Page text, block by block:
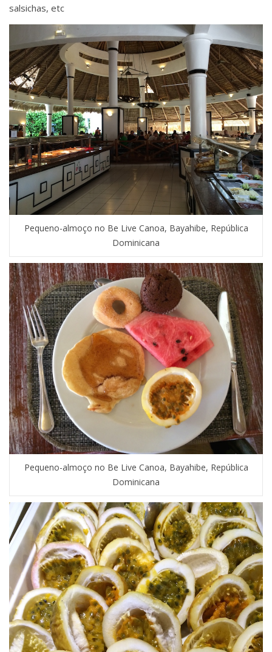
salsichas, etc
Pequeno-almoço no Be Live Canoa, Bayahibe, República
Dominicana
Pequeno-almoço no Be Live Canoa, Bayahibe, República
Dominicana